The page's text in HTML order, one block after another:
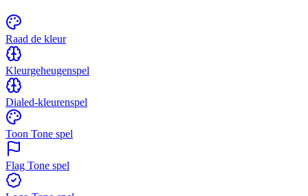
Raad de kleur
Kleurgeheugenspel
Dialed-kleurenspel
Toon Tone spel
Flag Tone spel